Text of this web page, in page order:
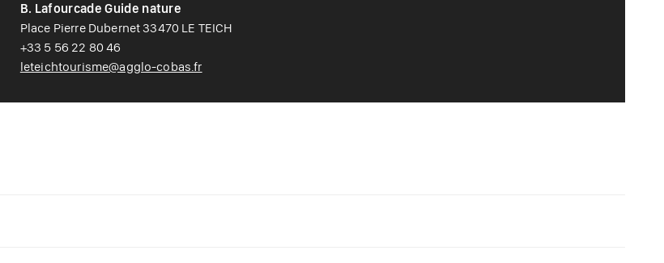
B. Lafourcade Guide nature
Place Pierre Dubernet 33470 LE TEICH
+33 5 56 22 80 46
leteichtourisme@agglo-cobas.fr